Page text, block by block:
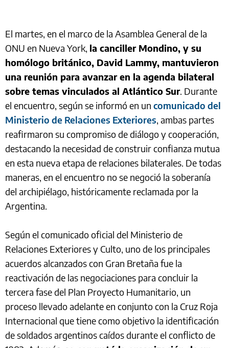
El martes, en el marco de la Asamblea General de la
ONU en Nueva York, la canciller Mondino, y su
homólogo británico, David Lammy, mantuvieron
una reunión para avanzar en la agenda bilateral
sobre temas vinculados al Atlántico Sur. Durante
el encuentro, según se informó en un comunicado del
Ministerio de Relaciones Exteriores, ambas partes
reafirmaron su compromiso de diálogo y cooperación,
destacando la necesidad de construir confianza mutua
en esta nueva etapa de relaciones bilaterales. De todas
maneras, en el encuentro no se negoció la soberanía
del archipiélago, históricamente reclamada por la
Argentina.
Según el comunicado oficial del Ministerio de
Relaciones Exteriores y Culto, uno de los principales
acuerdos alcanzados con Gran Bretaña fue la
reactivación de las negociaciones para concluir la
tercera fase del Plan Proyecto Humanitario, un
proceso llevado adelante en conjunto con la Cruz Roja
Internacional que tiene como objetivo la identificación
de soldados argentinos caídos durante el conflicto de